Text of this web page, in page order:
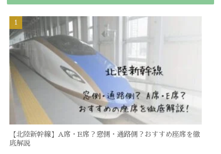
【北陸新幹線】A席・E席？窓側・通路側？おすすめ座席を徹
底解説